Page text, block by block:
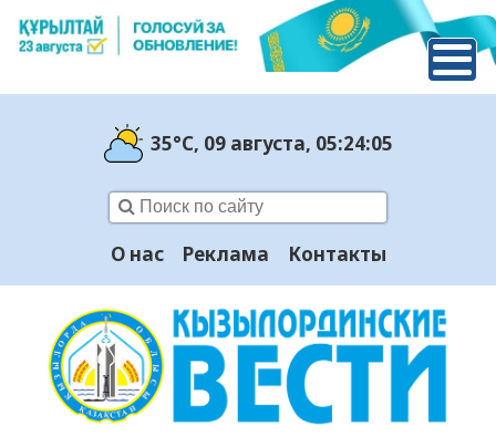
35°C, 09 августа, 05:24:06
О нас Реклама Контакты